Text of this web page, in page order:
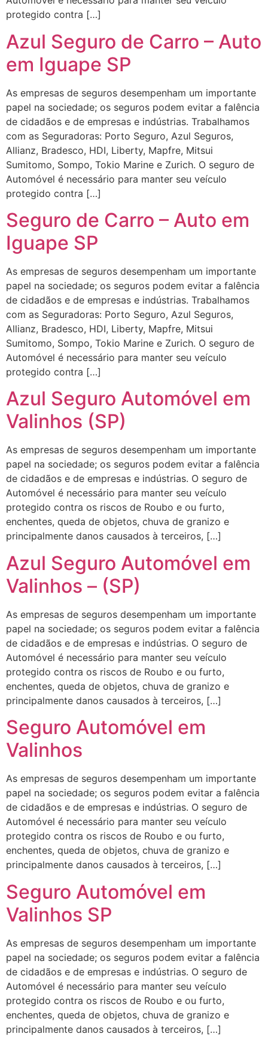
protegido contra […]
Azul Seguro de Carro – Auto
em Iguape SP
​As empresas de seguros desempenham um importante
papel na sociedade; os seguros podem evitar a falência
de cidadãos e de empresas e indústrias. Trabalhamos
com as Seguradoras: Porto Seguro, Azul Seguros,
Allianz, Bradesco, HDI, Liberty, Mapfre, Mitsui
Sumitomo, Sompo, Tokio Marine e Zurich. O seguro de
Automóvel é necessário para manter seu veículo
protegido contra […]
Seguro de Carro – Auto em
Iguape SP
​As empresas de seguros desempenham um importante
papel na sociedade; os seguros podem evitar a falência
de cidadãos e de empresas e indústrias. Trabalhamos
com as Seguradoras: Porto Seguro, Azul Seguros,
Allianz, Bradesco, HDI, Liberty, Mapfre, Mitsui
Sumitomo, Sompo, Tokio Marine e Zurich. O seguro de
Automóvel é necessário para manter seu veículo
protegido contra […]
Azul Seguro Automóvel em
Valinhos (SP)
As empresas de seguros desempenham um importante
papel na sociedade; os seguros podem evitar a falência
de cidadãos e de empresas e indústrias. O seguro de
Automóvel é necessário para manter seu veículo
protegido contra os riscos de Roubo e ou furto,
enchentes, queda de objetos, chuva de granizo e
principalmente danos causados à terceiros, […]
Azul Seguro Automóvel em
Valinhos – (SP)
As empresas de seguros desempenham um importante
papel na sociedade; os seguros podem evitar a falência
de cidadãos e de empresas e indústrias. O seguro de
Automóvel é necessário para manter seu veículo
protegido contra os riscos de Roubo e ou furto,
enchentes, queda de objetos, chuva de granizo e
principalmente danos causados à terceiros, […]
Seguro Automóvel em
Valinhos
As empresas de seguros desempenham um importante
papel na sociedade; os seguros podem evitar a falência
de cidadãos e de empresas e indústrias. O seguro de
Automóvel é necessário para manter seu veículo
protegido contra os riscos de Roubo e ou furto,
enchentes, queda de objetos, chuva de granizo e
principalmente danos causados à terceiros, […]
Seguro Automóvel em
Valinhos SP
As empresas de seguros desempenham um importante
papel na sociedade; os seguros podem evitar a falência
de cidadãos e de empresas e indústrias. O seguro de
Automóvel é necessário para manter seu veículo
protegido contra os riscos de Roubo e ou furto,
enchentes, queda de objetos, chuva de granizo e
principalmente danos causados à terceiros, […]